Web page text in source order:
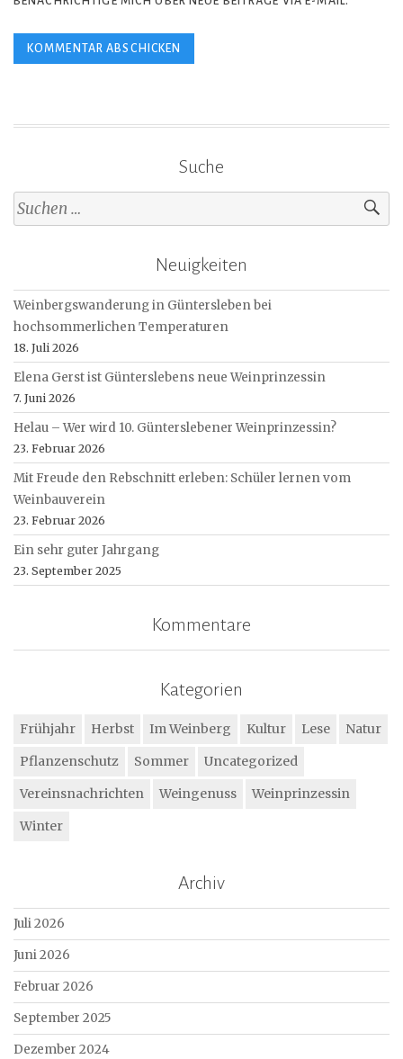
Suche
Suche
nach:
Neuigkeiten
Weinbergswanderung in Güntersleben bei
hochsommerlichen Temperaturen
18. Juli 2026
Elena Gerst ist Günterslebens neue Weinprinzessin
7. Juni 2026
Helau – Wer wird 10. Günterslebener Weinprinzessin?
23. Februar 2026
Mit Freude den Rebschnitt erleben: Schüler lernen vom
Weinbauverein
23. Februar 2026
Ein sehr guter Jahrgang
23. September 2025
Kommentare
Kategorien
Frühjahr Herbst Im Weinberg Kultur Lese
Natur
Pflanzenschutz
Sommer
Uncategorized
Vereinsnachrichten
Weingenuss
Weinprinzessin
Winter
Archiv
Juli 2026
Juni 2026
Februar 2026
September 2025
Dezember 2024